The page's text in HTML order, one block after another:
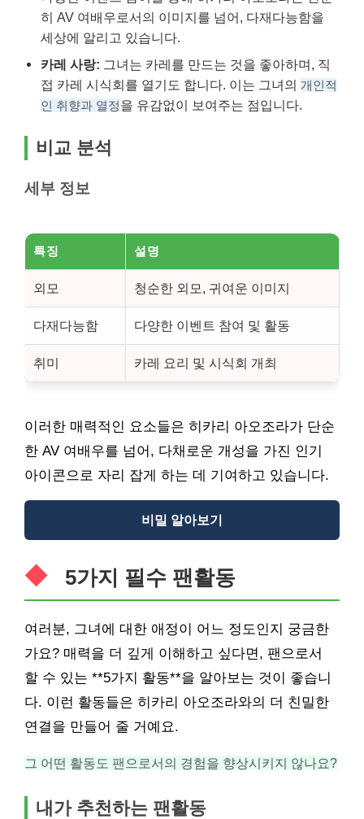
히 AV 여배우로서의 이미지를 넘어, 다재다능함을
세상에 알리고 있습니다.
카레 사랑: 그녀는 카레를 만드는 것을 좋아하며, 직
접 카레 시식회를 열기도 합니다. 이는 그녀의 개인적
인 취향과 열정을 유감없이 보여주는 점입니다.
비교 분석
세부 정보
특징 설명
외모 청순한 외모, 귀여운 이미지
다재다능함 다양한 이벤트 참여 및 활동
취미 카레 요리 및 시식회 개최
이러한 매력적인 요소들은 히카리 아오조라가 단순
한 AV 여배우를 넘어, 다채로운 개성을 가진 인기
아이콘으로 자리 잡게 하는 데 기여하고 있습니다.
비밀 알아보기
5가지 필수 팬활동
여러분, 그녀에 대한 애정이 어느 정도인지 궁금한
가요? 매력을 더 깊게 이해하고 싶다면, 팬으로서
할 수 있는 **5가지 활동**을 알아보는 것이 좋습니
다. 이런 활동들은 히카리 아오조라와의 더 친밀한
연결을 만들어 줄 거예요.
그 어떤 활동도 팬으로서의 경험을 향상시키지 않나요?
내가 추천하는 팬활동